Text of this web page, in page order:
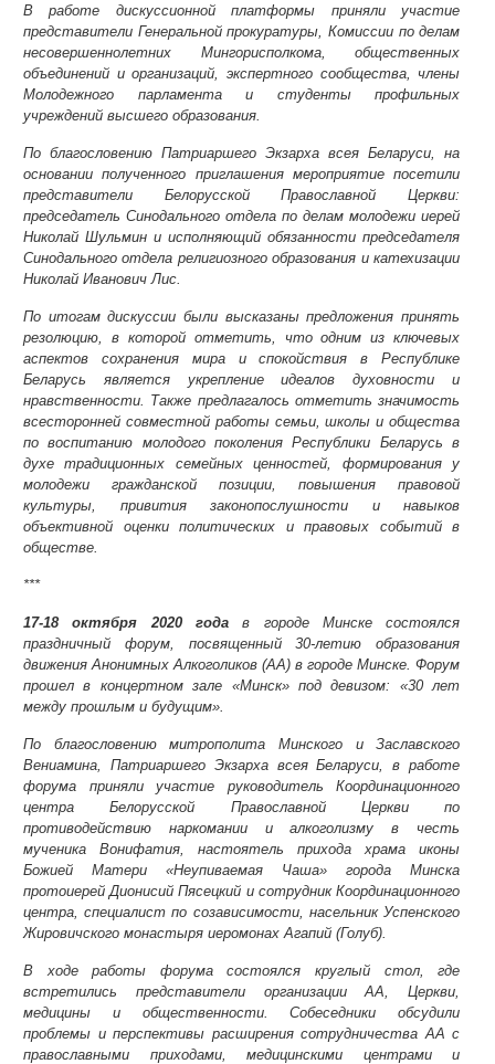
В работе дискуссионной платформы приняли участие
представители Генеральной прокуратуры, Комиссии по делам
несовершеннолетних Мингорисполкома, общественных
объединений и организаций, экспертного сообщества, члены
Молодежного парламента и студенты профильных
учреждений высшего образования.
По благословению Патриаршего Экзарха всея Беларуси, на
основании полученного приглашения мероприятие посетили
представители Белорусской Православной Церкви:
председатель Синодального отдела по делам молодежи иерей
Николай Шульмин и исполняющий обязанности председателя
Синодального отдела религиозного образования и катехизации
Николай Иванович Лис.
По итогам дискуссии были высказаны предложения принять
резолюцию, в которой отметить, что одним из ключевых
аспектов сохранения мира и спокойствия в Республике
Беларусь является укрепление идеалов духовности и
нравственности. Также предлагалось отметить значимость
всесторонней совместной работы семьи, школы и общества
по воспитанию молодого поколения Республики Беларусь в
духе традиционных семейных ценностей, формирования у
молодежи гражданской позиции, повышения правовой
культуры, привития законопослушности и навыков
объективной оценки политических и правовых событий в
обществе.
***
17-18 октября 2020 годав городе Минске состоялся
праздничный форум, посвященный 30-летию образования
движения Анонимных Алкоголиков (АА) в городе Минске. Форум
прошел в концертном зале «Минск» под девизом: «30 лет
между прошлым и будущим».
По благословению митрополита Минского и Заславского
Вениамина, Патриаршего Экзарха всея Беларуси, в работе
форума приняли участие руководитель Координационного
центра Белорусской Православной Церкви по
противодействию наркомании и алкоголизму в честь
мученика Вонифатия, настоятель прихода храма иконы
Божией Матери «Неупиваемая Чаша» города Минска
протоиерей Дионисий Пясецкий и сотрудник Координационного
центра, специалист по созависимости, насельник Успенского
Жировичского монастыря иеромонах Агапий (Голуб).
В ходе работы форума состоялся круглый стол, где
встретились представители организации АА, Церкви,
медицины и общественности. Собеседники обсудили
проблемы и перспективы расширения сотрудничества АА с
православными приходами, медицинскими центрами и